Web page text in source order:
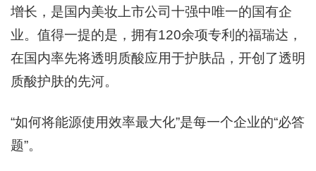
增长，是国内美妆上市公司十强中唯一的国有企
业。值得一提的是，拥有120余项专利的福瑞达，
在国内率先将透明质酸应用于护肤品，开创了透明
质酸护肤的先河。
“如何将能源使用效率最大化”是每一个企业的“必答
题”。